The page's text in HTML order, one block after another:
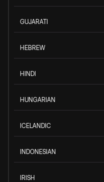
GUJARATI
HEBREW
HINDI
HUNGARIAN
ICELANDIC
INDONESIAN
IRISH